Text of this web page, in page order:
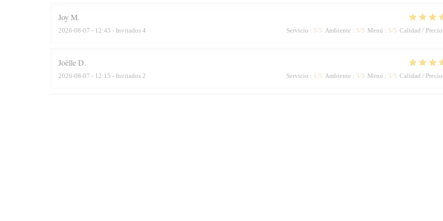
JoyM
2026-08-07 - 12:45 - Invitados 4 Servicio : 5/5 Ambiente : 5/5 Menú : 5/5 Calidad / Precio
JoëlleD
2026-08-07 - 12:15 - Invitados 2 Servicio : 1 /5 Ambiente : 5/5 Menú : 5/5 Calidad / Precio